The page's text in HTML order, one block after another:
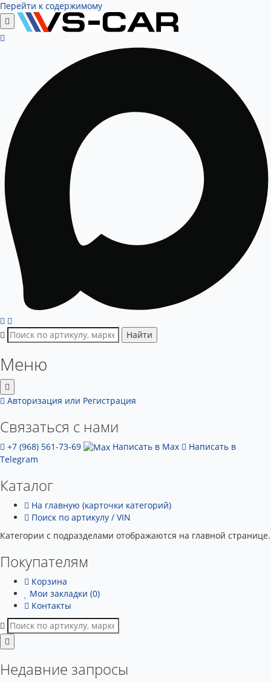
Перейти к содержимому
Найти
Меню
Авторизация или Регистрация
Связаться с нами
+7 (968) 561-73-69 Написать в Max
Написать в
Telegram
Каталог
На главную (карточки категорий)
Поиск по артикулу / VIN
Категории с подразделами отображаются на главной странице.
Покупателям
Корзина
Мои закладки (0)
Контакты
Недавние запросы